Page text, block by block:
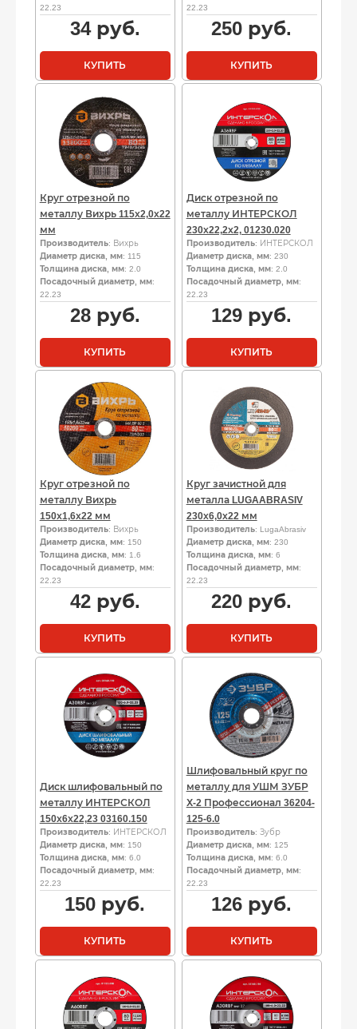
22.23
34руб.
КУПИТЬ
22.23
250 руб.
КУПИТЬ
Круг отрезной по
металлу Вихрь 115х2,0х22
мм
Производитель: Вихрь
Диаметр диска, мм: 115
Толщина диска, мм: 2.0
Посадочный диаметр, мм:
22.23
28руб.
КУПИТЬ
Диск отрезной по
металлу ИНТЕРСКОЛ
230х22,2х2, 01230.020
Производитель: ИНТЕРСКОЛ
Диаметр диска, мм: 230
Толщина диска, мм: 2.0
Посадочный диаметр, мм:
22.23
129 руб.
КУПИТЬ
Круг отрезной по
металлу Вихрь
150х1,6х22 мм
Производитель: Вихрь
Диаметр диска, мм: 150
Толщина диска, мм: 1.6
Посадочный диаметр, мм:
22.23
42руб.
КУПИТЬ
Круг зачистной для
металла LUGAABRASIV
230х6,0х22 мм
Производитель: LugaAbrasiv
Диаметр диска, мм: 230
Толщина диска, мм: 6
Посадочный диаметр, мм:
22.23
220 руб.
КУПИТЬ
Диск шлифовальный по
металлу ИНТЕРСКОЛ
150х6х22,23 03160.150
Производитель: ИНТЕРСКОЛ
Диаметр диска, мм: 150
Толщина диска, мм: 6.0
Посадочный диаметр, мм:
22.23
150 руб.
КУПИТЬ
Шлифовальный круг по
металлу для УШМ ЗУБР
Х-2 Профессионал 36204-
125-6.0
Производитель: Зубр
Диаметр диска, мм: 125
Толщина диска, мм: 6.0
Посадочный диаметр, мм:
22.23
126 руб.
КУПИТЬ